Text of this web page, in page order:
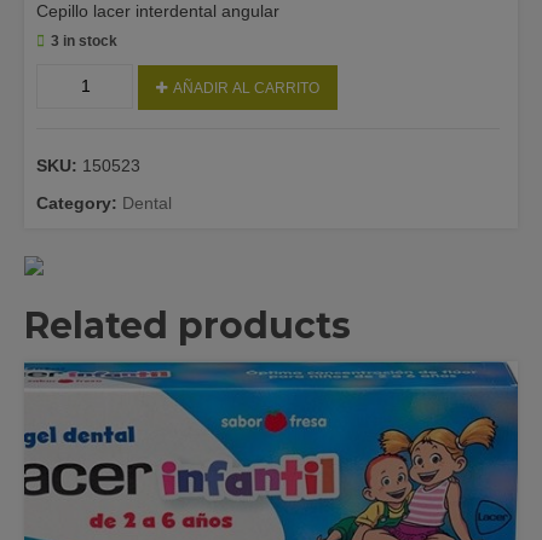
Cepillo lacer interdental angular
3 in stock
6UDS
quantity
AÑADIR AL CARRITO
SKU: 150523
Category: Dental
Related products